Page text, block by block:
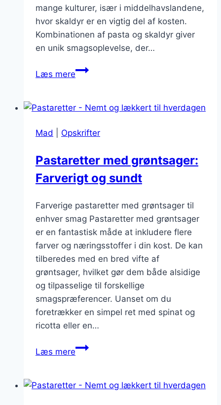
mange kulturer, især i middelhavslandene,
hvor skaldyr er en vigtig del af kosten.
Kombinationen af pasta og skaldyr giver
en unik smagsoplevelse, der…
Læs merePastaretter
Frisk
fra
Mad Opskrifter
Pastaretter med grøntsager:
Farverigt og sundt
Farverige pastaretter med grøntsager til
enhver smag Pastaretter med grøntsager
er en fantastisk måde at inkludere flere
farver og næringsstoffer i din kost. De kan
tilberedes med en bred vifte af
grøntsager, hvilket gør dem både alsidige
og tilpasselige til forskellige
smagspræferencer. Uanset om du
foretrækker en simpel ret med spinat og
ricotta eller en…
Læs merePastaretter
Farverigt